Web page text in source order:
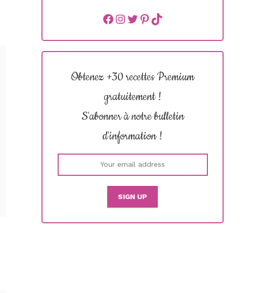
Facebook
instagram
Twitter
Pinterest
TikTok
Obtenez +30 recettes Premium
gratuitement !
S'abonner à notre bulletin
d'information !